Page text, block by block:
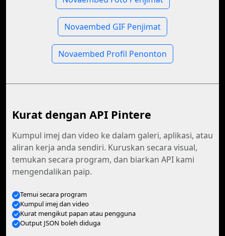
Novaembed GIF Penjimat
Novaembed Profil Penonton
Kurat dengan API Pintere
Kumpul imej dan video ke dalam galeri, aplikasi, atau
aliran kerja anda sendiri. Kuruskan secara visual,
temukan secara program, dan biarkan API kami
mengendalikan paip.
Temui secara program
Kumpul imej dan video
Kurat mengikut papan atau pengguna
Output JSON boleh diduga